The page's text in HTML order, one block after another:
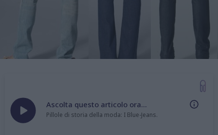
Ascolta questo articolo ora...
Pillole di storia della moda: I Blue-Jeans.